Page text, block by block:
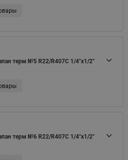
терм №5 R22/R407C 1/4"x1/2"
терм №6 R22/R407C 1/4"x1/2"